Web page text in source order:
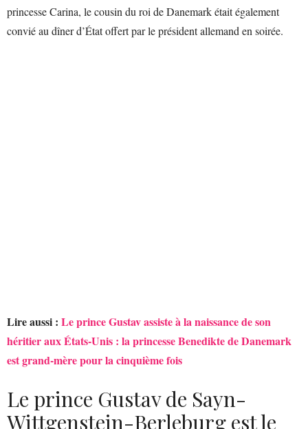
princesse Carina, le cousin du roi de Danemark était également
convié au dîner d’État offert par le président allemand en soirée.
Lire aussi : Le prince Gustav assiste à la naissance de son
héritier aux États-Unis : la princesse Benedikte de Danemark
est grand-mère pour la cinquième fois
Le prince Gustav de Sayn-
Wittgenstein-Berleburg est le